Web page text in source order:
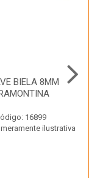
BIELA 8MM
16899
ilustrativa